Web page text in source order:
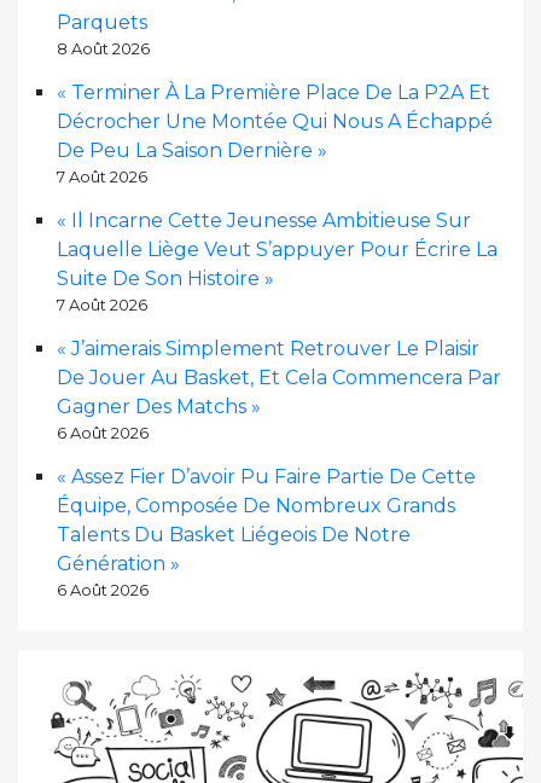
Parquets
8 Août 2026
« Terminer À La Première Place De La P2A Et
Décrocher Une Montée Qui Nous A Échappé
De Peu La Saison Dernière »
7 Août 2026
« Il Incarne Cette Jeunesse Ambitieuse Sur
Laquelle Liège Veut S’appuyer Pour Écrire La
Suite De Son Histoire »
7 Août 2026
« J’aimerais Simplement Retrouver Le Plaisir
De Jouer Au Basket, Et Cela Commencera Par
Gagner Des Matchs »
6 Août 2026
« Assez Fier D’avoir Pu Faire Partie De Cette
Équipe, Composée De Nombreux Grands
Talents Du Basket Liégeois De Notre
Génération »
6 Août 2026